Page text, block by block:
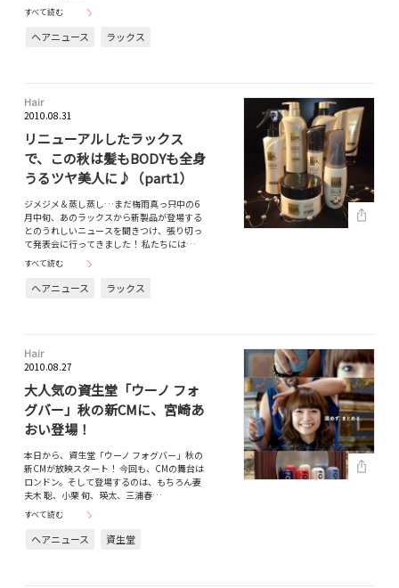
すべて読む
ヘアニュース ラックス
Hair
2010.08.31
リニューアルしたラックス
で、この秋は髪もBODYも全身
うるツヤ美人に♪（part1）
ジメジメ＆蒸し蒸し…まだ梅雨真っ只中の6
月中旬、あのラックスから新製品が登場する
とのうれしいニュースを聞きつけ、張り切っ
て発表会に行ってきました！ 私たちには…
すべて読む
ヘアニュース ラックス
Hair
2010.08.27
大人気の資生堂「ウーノ フォ
グバー」秋の新CMに、宮崎あ
おい登場！
本日から、資生堂「ウーノ フォグバー」秋の
新CMが放映スタート！ 今回も、CMの舞台は
ロンドン。そして登場するのは、もちろん妻
夫木 聡、小栗 旬、瑛太、三浦春…
すべて読む
ヘアニュース 資生堂